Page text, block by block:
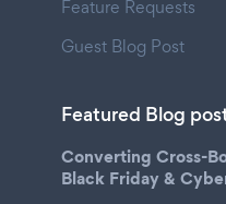
Feature Requests
Guest Blog Post
Featured Blog
Converting Cross-
Black Friday &